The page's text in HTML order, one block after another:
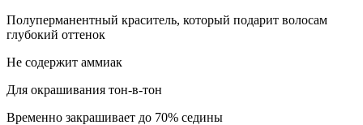
Полуперманентный краситель, который подарит волосам
глубокий оттенок
Не содержит аммиак
Для окрашивания тон-в-тон
Временно закрашивает до 70% седины